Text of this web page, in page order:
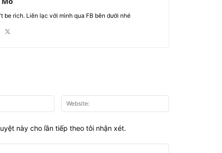
rich. Liên lạc với mình qua FB bên dưới nhé
Email:*
này cho lần tiếp theo tôi nhận xét.